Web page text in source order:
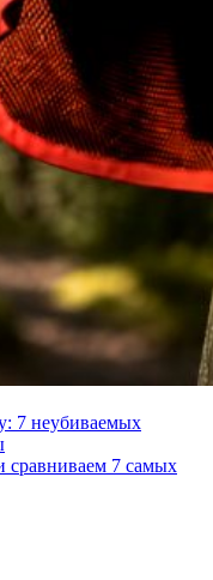
7 неубиваемых
сравниваем 7 самых